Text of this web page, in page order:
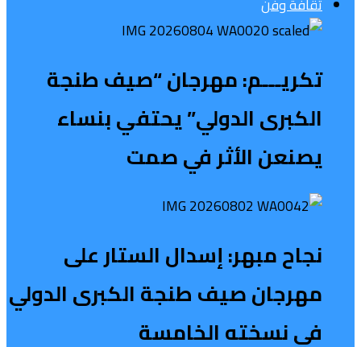
تكريـــم: مهرجان “صيف طنجة
الكبرى الدولي” يحتفي بنساء
يصنعن الأثر في صمت
نجاح مبهر: إسدال الستار على
مهرجان صيف طنجة الكبرى الدولي
في نسخته الخامسة